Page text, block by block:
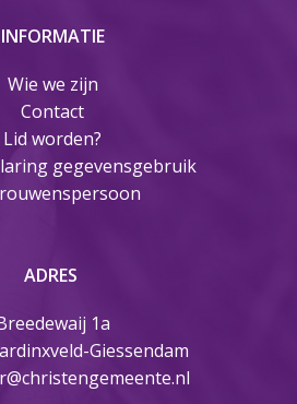
INFORMATIE
Wie we zijn
Contact
Lid worden?
gegevensgebruik
ADRES
1a
Giessendam